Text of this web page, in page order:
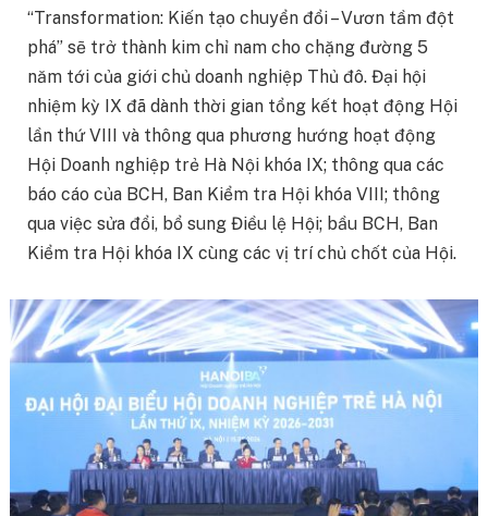
“Transformation: Kiến tạo chuyển đổi – Vươn tầm đột
phá” sẽ trở thành kim chỉ nam cho chặng đường 5
năm tới của giới chủ doanh nghiệp Thủ đô. Đại hội
nhiệm kỳ IX đã dành thời gian tổng kết hoạt động Hội
lần thứ VIII và thông qua phương hướng hoạt động
Hội Doanh nghiệp trẻ Hà Nội khóa IX; thông qua các
báo cáo của BCH, Ban Kiểm tra Hội khóa VIII; thông
qua việc sửa đổi, bổ sung Điều lệ Hội; bầu BCH, Ban
Kiểm tra Hội khóa IX cùng các vị trí chủ chốt của Hội.